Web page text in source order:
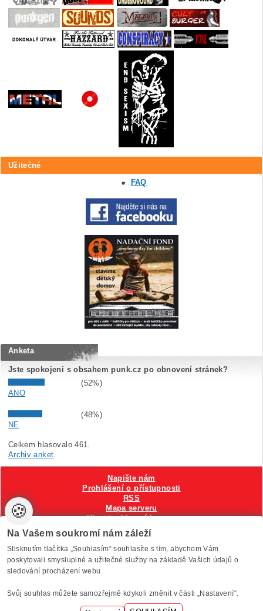
Užitečné
FAQ
Anketa
Jste spokojeni s obsahem punk.cz po obnovení stránek?
(52%)
ANO
(48%)
NE
Celkem hlasovalo 461.
Archiv anket.
VytvořiloAnawe , provozuje Anawe a Špína
Napište nám
Prohlášení o přístupnosti
RSS
Mapa serveru
Hlavni reklamní banner
Nastavení cookies
🍪
Na Vašem soukromí nám záleží
Stisknutím tlačítka „Souhlasím“ souhlasíte s tím, abychom Vám
poskytovali smysluplné a užitečné služby na základě Vašich údajů o
sledování procházení webu.
Svůj souhlas můžete samozřejmě kdykoli změnit v části „Nastavení“.